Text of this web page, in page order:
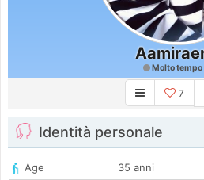
Molto tempo
7
Identità personale
Age
35 anni